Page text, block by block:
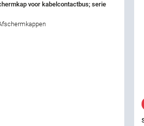
voor kabelcontactbus; serie